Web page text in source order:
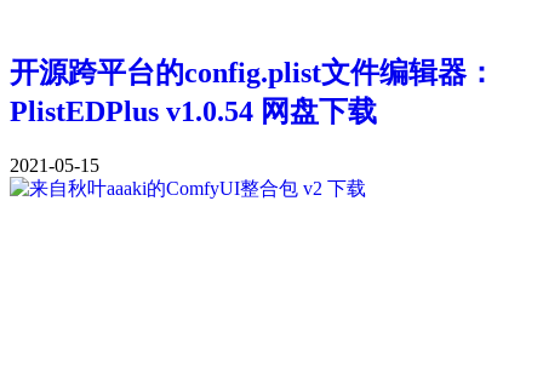
开源跨平台的config.plist文件编辑器：
PlistEDPlus v1.0.54 网盘下载
2021-05-15